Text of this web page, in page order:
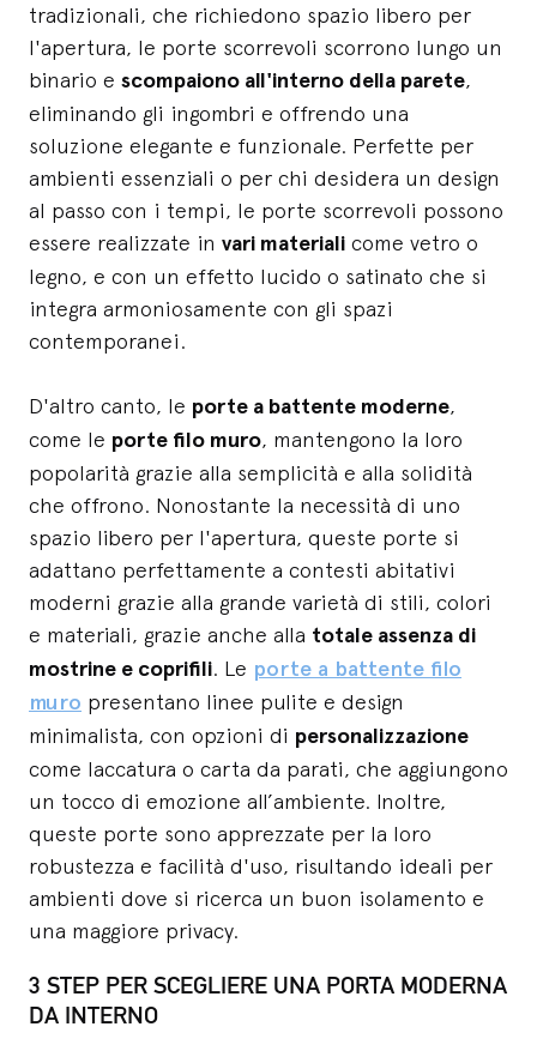
tradizionali, che richiedono spazio libero per
l'apertura, le porte scorrevoli scorrono lungo un
binario e scompaiono all'interno della parete,
eliminando gli ingombri e offrendo una
soluzione elegante e funzionale. Perfette per
ambienti essenziali o per chi desidera un design
al passo con i tempi, le porte scorrevoli possono
essere realizzate in vari materiali come vetro o
legno, e con un effetto lucido o satinato che si
integra armoniosamente con gli spazi
contemporanei.
D'altro canto, le porte a battente moderne,
come le porte filo muro, mantengono la loro
popolarità grazie alla semplicità e alla solidità
che offrono. Nonostante la necessità di uno
spazio libero per l'apertura, queste porte si
adattano perfettamente a contesti abitativi
moderni grazie alla grande varietà di stili, colori
e materiali, grazie anche alla totale assenza di
mostrine e coprifili. Le porte a battente filo
muro presentano linee pulite e design
minimalista, con opzioni di personalizzazione
come laccatura o carta da parati, che aggiungono
un tocco di emozione all’ambiente. Inoltre,
queste porte sono apprezzate per la loro
robustezza e facilità d'uso, risultando ideali per
ambienti dove si ricerca un buon isolamento e
una maggiore privacy.
3 STEP PER SCEGLIERE UNA PORTA MODERNA
DA INTERNO